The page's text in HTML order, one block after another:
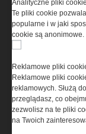
Ta witryna
informacji na
w celu
w tym w
Analityczne pliki cookie
Te pliki cookie
popularne i w jaki
cookie są anonimowe.
Reklamowe pliki
Reklamowe pliki
reklamowych. Służą
przeglądasz, co
zezwolisz na te pliki
na Twoich